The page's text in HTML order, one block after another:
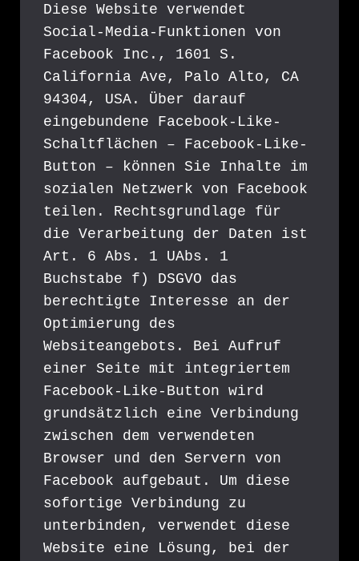
Diese Website verwendet
Social-Media-Funktionen von
Facebook Inc., 1601 S.
California Ave, Palo Alto, CA
94304, USA. Über darauf
eingebundene Facebook-Like-
Schaltflächen – Facebook-Like-
Button – können Sie Inhalte im
sozialen Netzwerk von Facebook
teilen. Rechtsgrundlage für
die Verarbeitung der Daten ist
Art. 6 Abs. 1 UAbs. 1
Buchstabe f) DSGVO das
berechtigte Interesse an der
Optimierung des
Websiteangebots. Bei Aufruf
einer Seite mit integriertem
Facebook-Like-Button wird
grundsätzlich eine Verbindung
zwischen dem verwendeten
Browser und den Servern von
Facebook aufgebaut. Um diese
sofortige Verbindung zu
unterbinden, verwendet diese
Website eine Lösung, bei der